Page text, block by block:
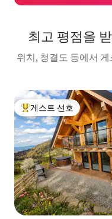
최고 평점을
위치, 청결도 등에서
상위 게스트 선호
게스트 선호